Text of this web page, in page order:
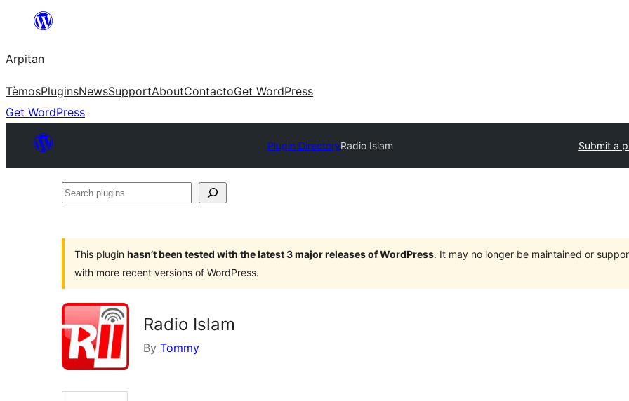
content
Arpitan
TèmosPluginsNewsSupportAboutContactoGet WordPress
Get WordPress
Plugin DirectoryRadio Islam Submit a
Search
This plugin hasn’t been tested with the latest 3 major releases of WordPress. It may no longer be maintained or
with more recent versions of WordPress.
Radio Islam
By Tommy